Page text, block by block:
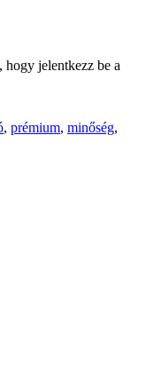
jelentkezz be a
, prémium, minőség,